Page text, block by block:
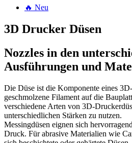
🔥 Neu
3D Drucker Düsen
Nozzles in den
Ausführungen und
Die Düse ist die Komponente eines
geschmolzene Filament auf die
verschiedene Arten von 3D-
unterschiedlichen Stärken zu nutzen.
Messingdüsen eignen sich
Druck. Für abrasive Materialien wie